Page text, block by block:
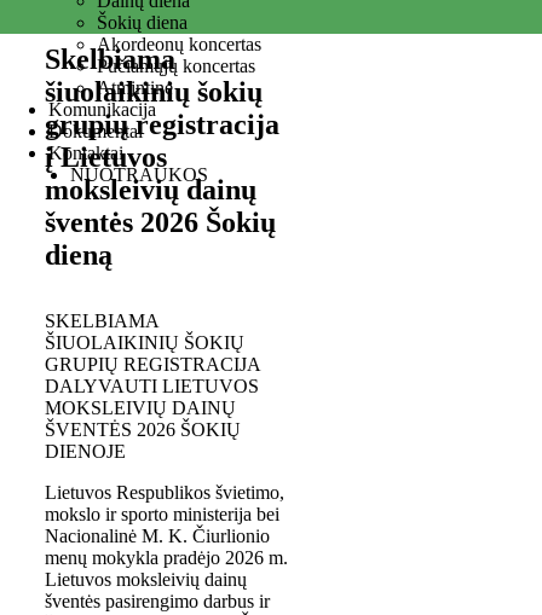
Šokių diena
Akordeonų koncertas
Pučiamųjų koncertas
Atmintinė
Komunikacija
Dokumentai
Kontaktai
NUOTRAUKOS
Skelbiama
šiuolaikinių šokių
grupių registracija
į Lietuvos
moksleivių dainų
šventės 2026 Šokių
dieną
SKELBIAMA
ŠIUOLAIKINIŲ ŠOKIŲ
GRUPIŲ REGISTRACIJA
DALYVAUTI LIETUVOS
MOKSLEIVIŲ DAINŲ
ŠVENTĖS 2026 ŠOKIŲ
DIENOJE
Lietuvos Respublikos švietimo,
mokslo ir sporto ministerija bei
Nacionalinė M. K. Čiurlionio
menų mokykla pradėjo 2026 m.
Lietuvos moksleivių dainų
šventės pasirengimo darbus ir